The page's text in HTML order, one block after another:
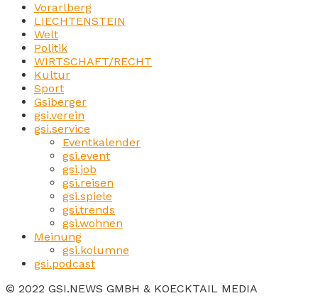
Vorarlberg
LIECHTENSTEIN
Welt
Politik
WIRTSCHAFT/RECHT
Kultur
Sport
Gsiberger
gsi.verein
gsi.service
Eventkalender
gsi.event
gsi.job
gsi.reisen
gsi.spiele
gsi.trends
gsi.wohnen
Meinung
gsi.kolumne
gsi.podcast
© 2022 GSI.NEWS GMBH & KOECKTAIL MEDIA